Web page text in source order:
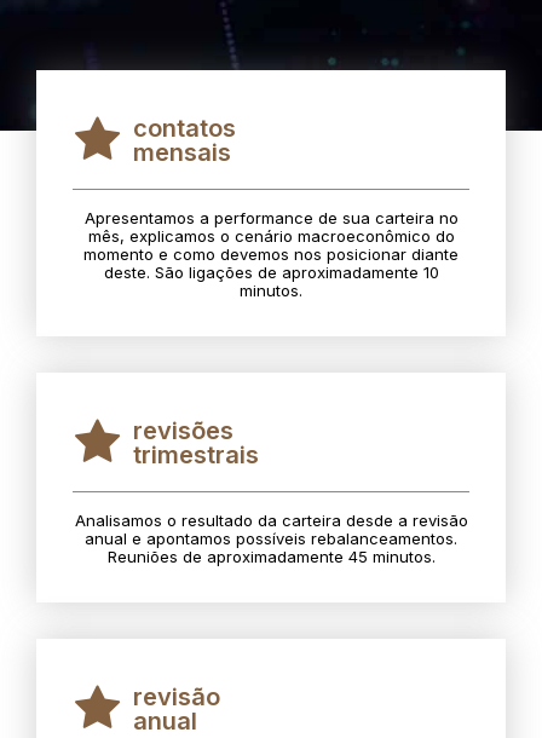
contatos
mensais
Apresentamos a performance de sua carteira no
mês, explicamos o cenário macroeconômico do
momento e como devemos nos posicionar diante
deste. São ligações de aproximadamente 10
minutos.
revisões
trimestrais
Analisamos o resultado da carteira desde a revisão
anual e apontamos possíveis rebalanceamentos.
Reuniões de aproximadamente 45 minutos.
revisão
anual